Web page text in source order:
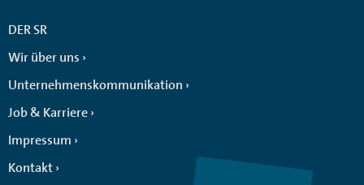
DER SR
Wir über uns
Unternehmenskommunikation
Job & Karriere
Impressum
Kontakt